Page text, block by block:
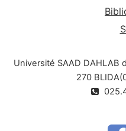
Université SAAD DAHLAB
270